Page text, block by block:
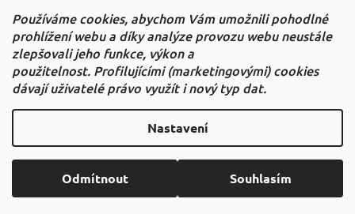
Používáme cookies, abychom Vám umožnili pohodlné
prohlížení webu a díky analýze provozu webu neustále
zlepšovali jeho funkce, výkon a
použitelnost. Profilujícími (marketingovými) cookies
dávají uživatelé právo využít i nový typ dat.
Nastavení
Odmítnout Souhlasím
Salát z kysaného zelí
23.2.2025
Květáková polévka
15.11.2024
Shoptet.cz Můjprvníeshop.cz
Vytvořil Shoptet Copyright 2026 Zdravizpole.cz. Všechna práva
vyhrazena.Upravit nastavení cookies